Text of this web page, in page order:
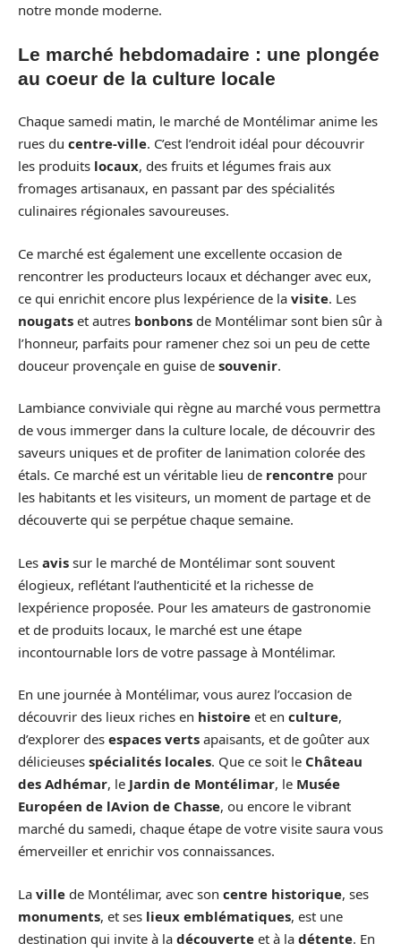
notre monde moderne.
Le marché hebdomadaire : une plongée
au coeur de la culture locale
Chaque samedi matin, le marché de Montélimar anime les
rues du centre-ville. C’est l’endroit idéal pour découvrir
les produits locaux, des fruits et légumes frais aux
fromages artisanaux, en passant par des spécialités
culinaires régionales savoureuses.
Ce marché est également une excellente occasion de
rencontrer les producteurs locaux et déchanger avec eux,
ce qui enrichit encore plus lexpérience de la visite. Les
nougats et autres bonbons de Montélimar sont bien sûr à
l’honneur, parfaits pour ramener chez soi un peu de cette
douceur provençale en guise de souvenir.
Lambiance conviviale qui règne au marché vous permettra
de vous immerger dans la culture locale, de découvrir des
saveurs uniques et de profiter de lanimation colorée des
étals. Ce marché est un véritable lieu de rencontre pour
les habitants et les visiteurs, un moment de partage et de
découverte qui se perpétue chaque semaine.
Les avis sur le marché de Montélimar sont souvent
élogieux, reflétant l’authenticité et la richesse de
lexpérience proposée. Pour les amateurs de gastronomie
et de produits locaux, le marché est une étape
incontournable lors de votre passage à Montélimar.
En une journée à Montélimar, vous aurez l’occasion de
découvrir des lieux riches en histoire et en culture,
d’explorer des espaces verts apaisants, et de goûter aux
délicieuses spécialités locales. Que ce soit le Château
des Adhémar, le Jardin de Montélimar, le Musée
Européen de lAvion de Chasse, ou encore le vibrant
marché du samedi, chaque étape de votre visite saura vous
émerveiller et enrichir vos connaissances.
La ville de Montélimar, avec son centre historique, ses
monuments, et ses lieux emblématiques, est une
destination qui invite à la découverte et à la détente. En